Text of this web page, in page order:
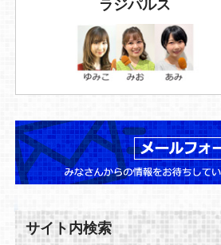
ラジパルス
サイト内検索